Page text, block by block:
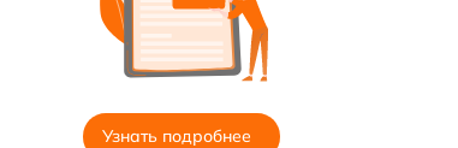
Узнать подробнее